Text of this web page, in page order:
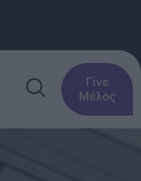
Γίνε
Μέλος